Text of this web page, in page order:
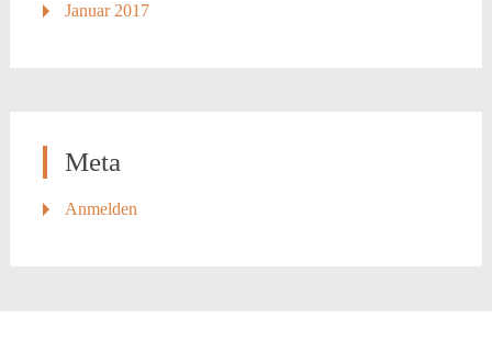
Januar 2017
Meta
Anmelden